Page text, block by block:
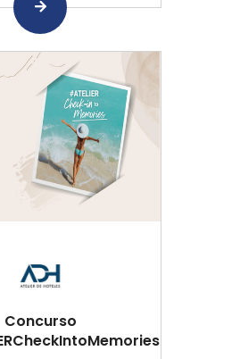
Concurso